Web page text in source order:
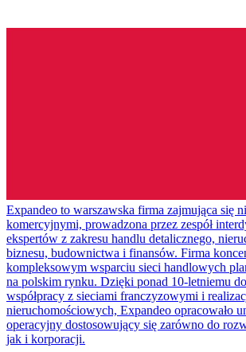
Expandeo to warszawska firma zajmująca się
komercyjnymi, prowadzona przez zespół
ekspertów z zakresu handlu detalicznego,
biznesu, budownictwa i finansów. Firma
kompleksowym wsparciu sieci handlowych
na polskim rynku. Dzięki ponad 10-letniemu
współpracy z sieciami franczyzowymi i
nieruchomościowych, Expandeo opracowało
operacyjny dostosowujący się zarówno do
jak i korporacji.